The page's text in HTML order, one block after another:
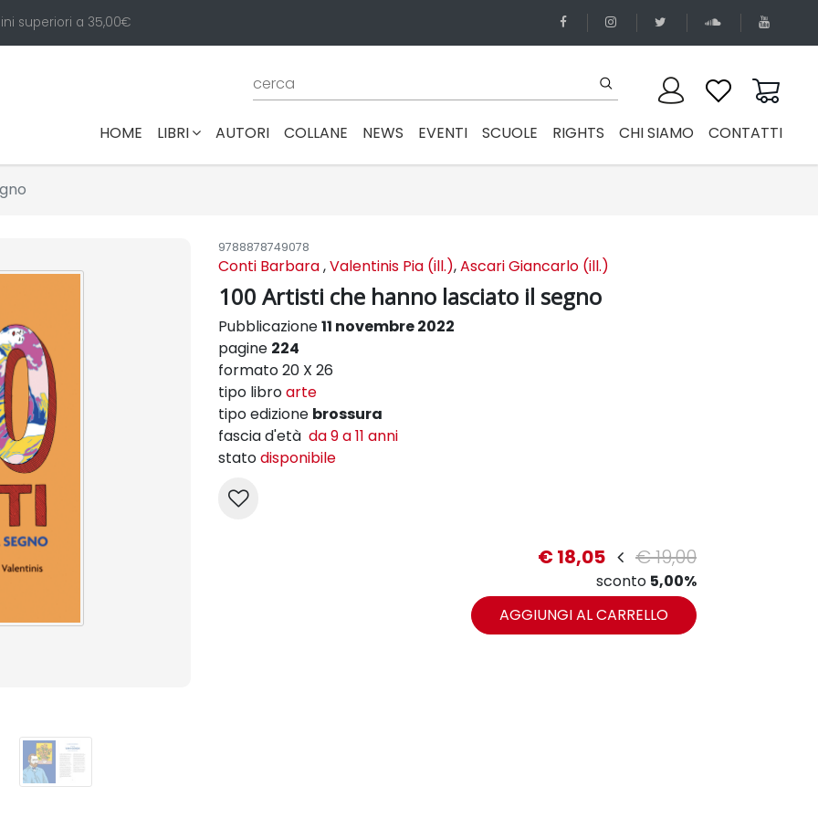
superiori a 35,00€
HOME (CURRENT)
LIBRI AUTORI COLLANE NEWS EVENTI SCUOLE RIGHTS CHI SIAMO CONTATTI
9788878749078
Conti Barbara,Valentinis Pia (ill.),Ascari Giancarlo (ill.)
100 Artisti che hanno lasciato il segno
Pubblicazione11 novembre 2022
pagine 224
formato 20 X 26
tipo libroarte
tipo edizione brossura
fascia d'età da 9 a 11 anni
statodisponibile
€ 18,05 € 19,00
sconto 5,00%
AGGIUNGI AL CARRELLO